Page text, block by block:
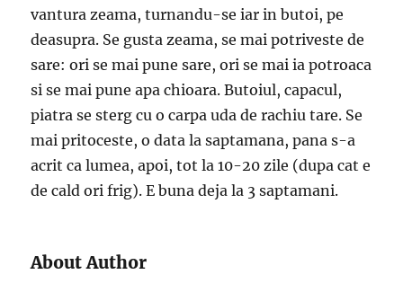
vantura zeama, turnandu-se iar in butoi, pe
deasupra. Se gusta zeama, se mai potriveste de
sare: ori se mai pune sare, ori se mai ia potroaca
si se mai pune apa chioara. Butoiul, capacul,
piatra se sterg cu o carpa uda de rachiu tare. Se
mai pritoceste, o data la saptamana, pana s-a
acrit ca lumea, apoi, tot la 10-20 zile (dupa cat e
de cald ori frig). E buna deja la 3 saptamani.
About Author